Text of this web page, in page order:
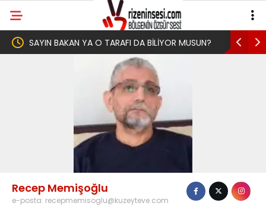
YA O TARAFI DA BİLİYOR MUSUN? Yeni Parti İktidar
Recep Memişoğlu
e-posta: recepmemisoglu@kuzeyteve.com